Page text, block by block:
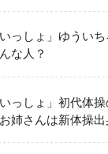
っしょ」ゆういち
な人？
っしょ」初代体
姉さんは新体操出